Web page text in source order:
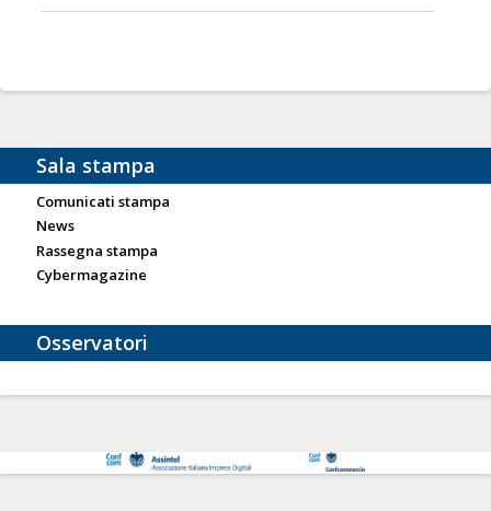
Sala stampa
Comunicati stampa
News
Rassegna stampa
Cybermagazine
Osservatori